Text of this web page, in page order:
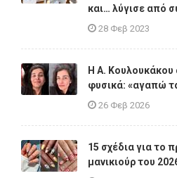
και… λύγισε από
28 Φεβ 2023
Η A. Κουλουκάκου
φυσικά: «αγαπώ
26 Φεβ 2026
15 σχέδια για το
μανικιούρ του